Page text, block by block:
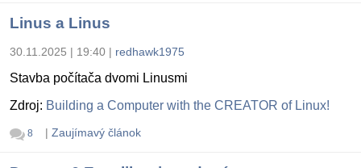
Linus a Linus
30.11.2025 | 19:40 | redhawk1975
Stavba počítača dvomi Linusmi
Zdroj: Building a Computer with the CREATOR of Linux!
8 | Zaujímavý článok